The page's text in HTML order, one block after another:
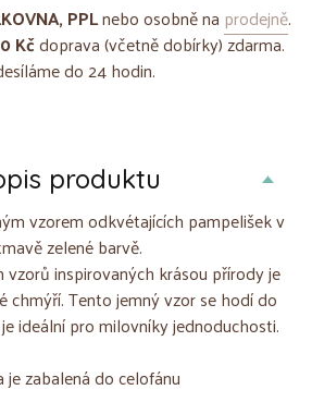
PPLnebo osobně na prodejně.
Kčdoprava (včetně dobírky) zdarma.
do 24 hodin.
produktu
vzorem odkvétajících pampelišek v
zelené barvě.
vzorů inspirovaných krásou přírody je
chmýří. Tento jemný vzor se hodí do
ideální pro milovníky jednoduchosti.
je zabalená do celofánu